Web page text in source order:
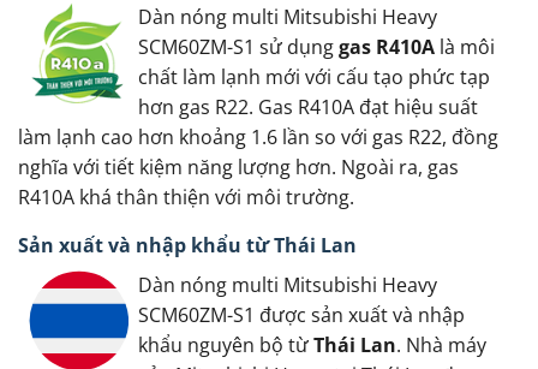
Dàn nóng multi Mitsubishi Heavy
SCM60ZM-S1 sử dụnggas R410A là môi
chất làm lạnh mới với cấu tạo phức tạp
hơn gas R22. Gas R410A đạt hiệu suất
làm lạnh cao hơn khoảng 1.6 lần so với gas R22, đồng
nghĩa với tiết kiệm năng lượng hơn. Ngoài ra, gas
R410A khá thân thiện với môi trường.
Sản xuất và nhập khẩu từ Thái Lan
Dàn nóng multi Mitsubishi Heavy
SCM60ZM-S1 được sản xuất và nhập
khẩu nguyên bộ từThái Lan. Nhà máy